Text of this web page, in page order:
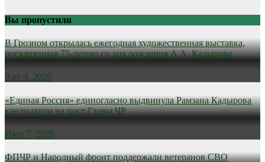
Вы пропустили
В Грозном открылась ежегодная художественная выставка,
посвященная 75-летию со дня рождения А.А. Кадырова
Авг 4, 2026
«Единая Россия» единогласно выдвинула Рамзана Кадырова
кандидатом на пост Главы ЧР
Июл 7, 2026
ФПЧР и Народный фронт поддержали ветеранов СВО